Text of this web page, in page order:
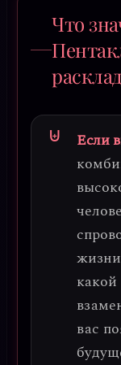
Что
Если
какой
вас